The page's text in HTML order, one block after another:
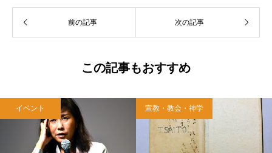
前の記事 次の記事
この記事もおすすめ
イベント 宣教・教会・神学